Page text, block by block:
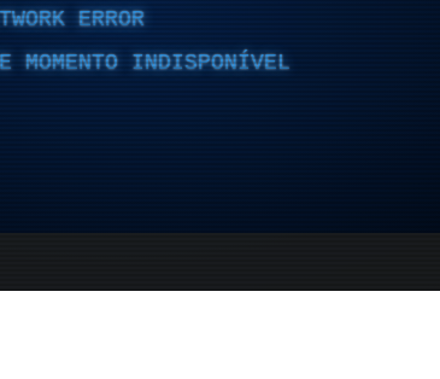
ERROR
MOMENTO INDISPONÍVEL